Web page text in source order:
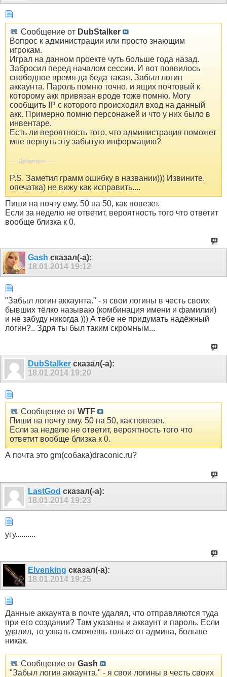
Сообщение от DubStalker
Вопрос к администрации или просто знающим
игрокам.
Играл на данном проекте чуть больше года назад.
Забросил перед началом сессии. И вот появилось
свободное время да беда такая. Забыл логин
аккаунта. Пароль помню точно, и ящих почтовый к
которому акк привязан вроде тоже помню. Могу
сообщить IP с которого происходил вход на данный
акк. Примерно помню персонажей и что у них было в
инвентаре.
Есть ли вероятность того, что администрация поможет
мне вернуть эту забытую информацию?
- - - Добавлено - - -
P.S. Заметил грамм ошибку в названии))) Извините,
опечатка) не вижу как исправить....
Пиши на почту ему. 50 на 50, как повезет.
Если за неделю не ответит, вероятность того что ответит
вообще близка к 0.
Gash сказал(-а):
18.01.2014 19:12
"Забыл логин аккаунта." - я свои логины в честь своих
бывших тёлко называю (комбинация имени и фамилии)
и не забуду никогда ))) А тебе не придумать надёжный
логин?.. Здря ты был таким скромным...
DubStalker сказал(-а):
18.01.2014 19:20
Сообщение от WTF
Пиши на почту ему. 50 на 50, как повезет.
Если за неделю не ответит, вероятность того что
ответит вообще близка к 0.
А почта это gm(собака)draconic.ru?
LastGod сказал(-а):
18.01.2014 19:23
угу..........
Elvenking сказал(-а):
18.01.2014 19:25
Данные аккаунта в почте удалял, что отправляются туда
при его создании? Там указаны и аккаунт и пароль. Если
удалил, то узнать сможешь только от админа, больше
никак.
Сообщение от Gash
"Забыл логин аккаунта." - я свои логины в честь своих